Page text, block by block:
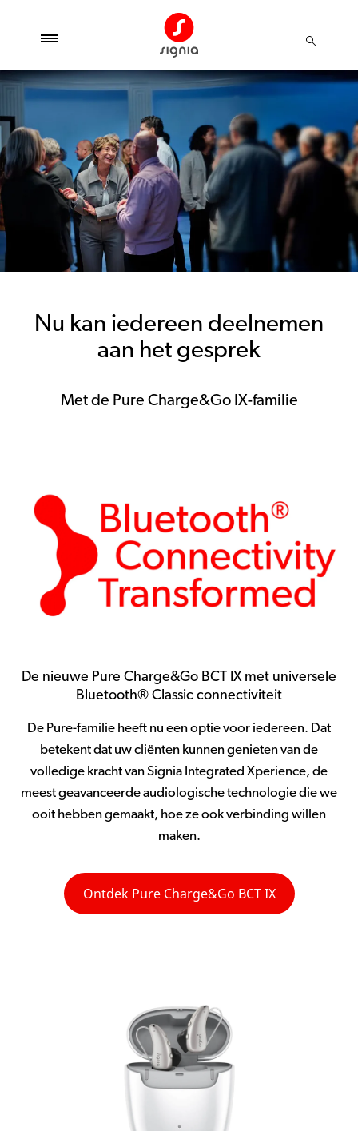
Nu kan iedereen deelnemen
aan het gesprek
Met de Pure Charge&Go IX-familie
De nieuwe Pure Charge&Go BCT IX met universele
Bluetooth® Classic connectiviteit
De Pure-familie heeft nu een optie voor iedereen. Dat
betekent dat uw cliënten kunnen genieten van de
volledige kracht van Signia Integrated Xperience, de
meest geavanceerde audiologische technologie die we
ooit hebben gemaakt, hoe ze ook verbinding willen
maken.
Ontdek Pure Charge&Go BCT IX